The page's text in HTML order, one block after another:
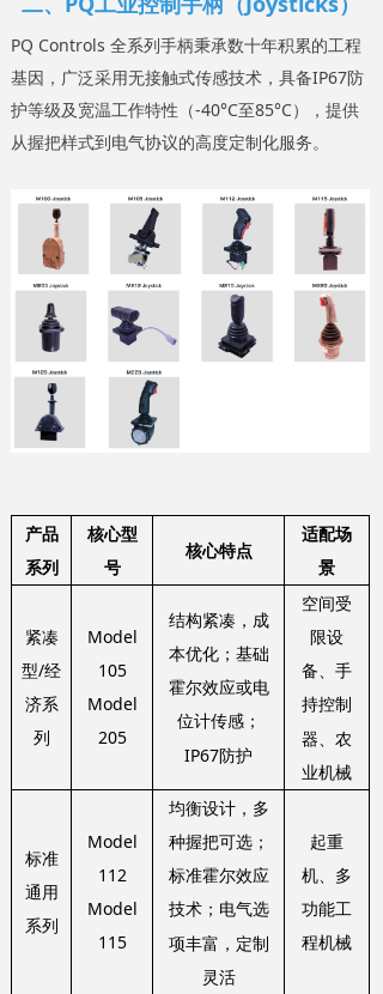
PQ Controls 全系列手柄秉承数十年积累的工程
基因，广泛采用无接触式传感技术，具备IP67防
护等级及宽温工作特性（-40°C至85°C），提供
从握把样式到电气协议的高度定制化服务。
产品
系列
核心型
号
核心特点
适配场
景
紧凑
型/经
济系
列
Model
105
Model
205
结构紧凑，成
本优化；基础
霍尔效应或电
位计传感；
IP67防护
空间受
限设
备、手
持控制
器、农
业机械
标准
通用
系列
Model
112
Model
115
均衡设计，多
种握把可选；
标准霍尔效应
技术；电气选
项丰富，定制
灵活
起重
机、多
功能工
程机械